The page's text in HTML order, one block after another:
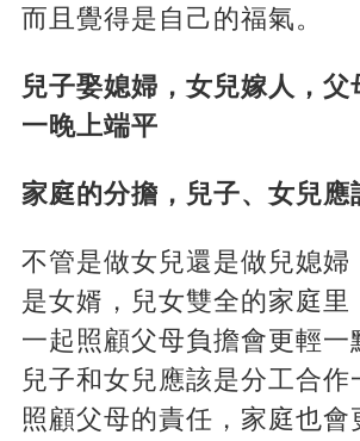
而且覺得是自己的福氣。
兒子娶媳婦，女兒嫁人，父
一晚上端平
家庭的分擔，兒子、女兒應
不管是做女兒還是做兒媳婦
是女婿，兒女雙全的家庭里
一起照顧父母負擔會更輕一
兒子和女兒應該是分工合作
照顧父母的責任，家庭也會